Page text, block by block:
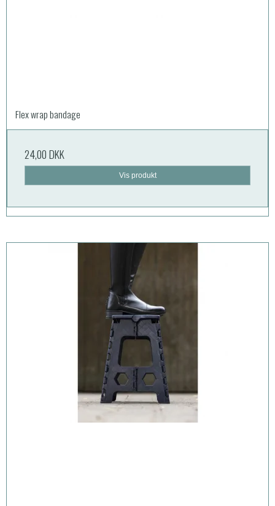
Flex wrap bandage
24,00 DKK
Vis produkt